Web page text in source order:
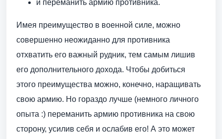
и переманить армию противника.
Имея преимущество в военной силе, можно
совершенно неожиданно для противника
отхватить его важный рудник, тем самым лишив
его дополнительного дохода. Чтобы добиться
этого преимущества можно, конечно, наращивать
свою армию. Но гораздо лучше (немного личного
опыта :) переманить армию противника на свою
сторону, усилив себя и ослабив его! А это может